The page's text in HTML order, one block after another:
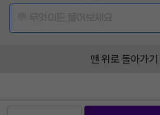
맨 위로 돌아가기